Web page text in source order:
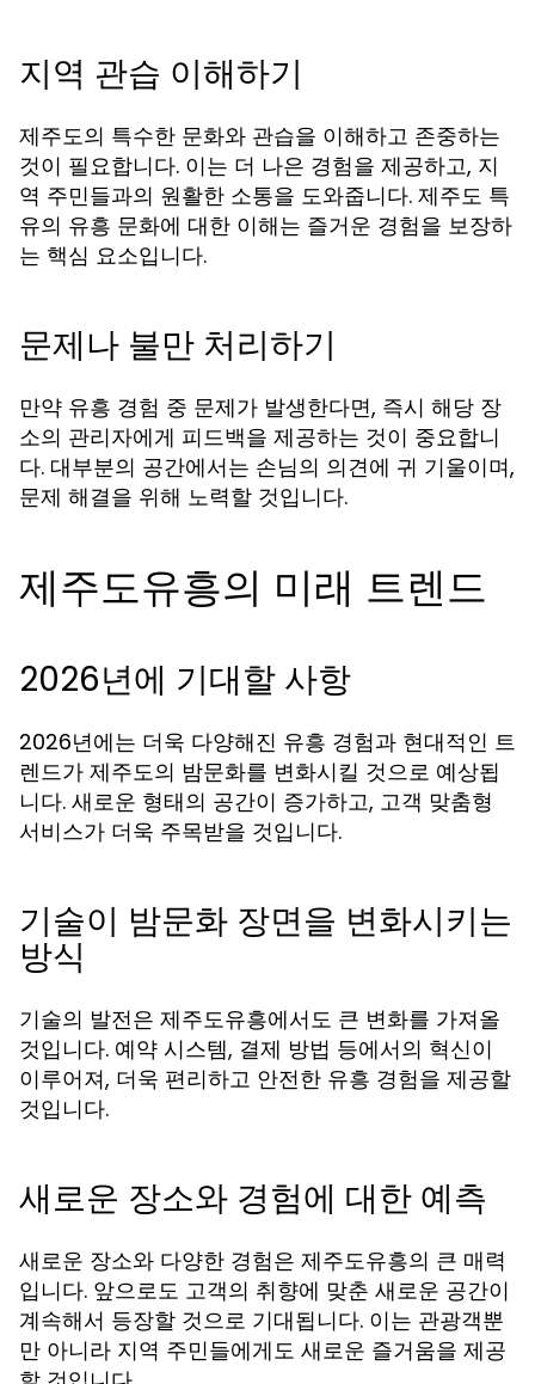
지역 관습 이해하기
제주도의 특수한 문화와 관습을 이해하고 존중하는
것이 필요합니다. 이는 더 나은 경험을 제공하고, 지
역 주민들과의 원활한 소통을 도와줍니다. 제주도 특
유의 유흥 문화에 대한 이해는 즐거운 경험을 보장하
는 핵심 요소입니다.
문제나 불만 처리하기
만약 유흥 경험 중 문제가 발생한다면, 즉시 해당 장
소의 관리자에게 피드백을 제공하는 것이 중요합니
다. 대부분의 공간에서는 손님의 의견에 귀 기울이며,
문제 해결을 위해 노력할 것입니다.
제주도유흥의 미래 트렌드
2026년에 기대할 사항
2026년에는 더욱 다양해진 유흥 경험과 현대적인 트
렌드가 제주도의 밤문화를 변화시킬 것으로 예상됩
니다. 새로운 형태의 공간이 증가하고, 고객 맞춤형
서비스가 더욱 주목받을 것입니다.
기술이 밤문화 장면을 변화시키는
방식
기술의 발전은 제주도유흥에서도 큰 변화를 가져올
것입니다. 예약 시스템, 결제 방법 등에서의 혁신이
이루어져, 더욱 편리하고 안전한 유흥 경험을 제공할
것입니다.
새로운 장소와 경험에 대한 예측
새로운 장소와 다양한 경험은 제주도유흥의 큰 매력
입니다. 앞으로도 고객의 취향에 맞춘 새로운 공간이
계속해서 등장할 것으로 기대됩니다. 이는 관광객뿐
만 아니라 지역 주민들에게도 새로운 즐거움을 제공